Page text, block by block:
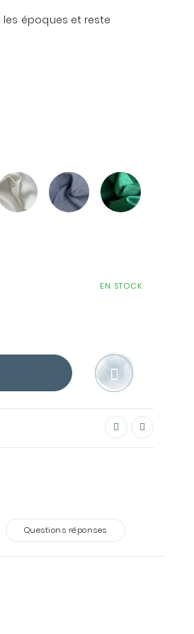
les époques et reste
EN STOCK
Questions réponses